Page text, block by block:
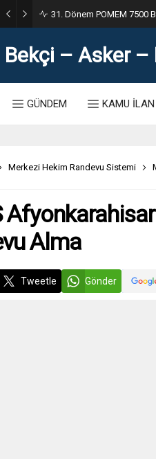
31. Dönem POMEM 7500
GÜNDEM KAMU İLAN
Merkezi Hekim Randevu Sistemi
Alma
Tweetle Gönder